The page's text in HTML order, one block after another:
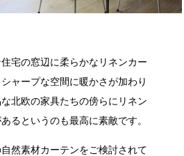
宅の窓辺に柔らかなリネンカー
ャープな空間に暖かさが加わり
北欧の家具たちの傍らにリネン
るというのも最高に素敵です。
然素材カーテンをご検討されて